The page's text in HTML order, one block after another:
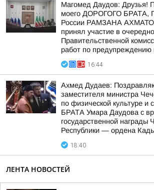
Магомед Даудов: Друзья!
моего ДОРОГОГО БРАТА,
России РАМЗАНА
принял участие в
Правительственной
работ по предупреждению
16:44
Ахмед Дудаев:
заместителя министра
по физической культуре и
БРАТА Умара Даудова с
государственной награды
Республики — ордена
18:40
ЛЕНТА НОВОСТЕЙ